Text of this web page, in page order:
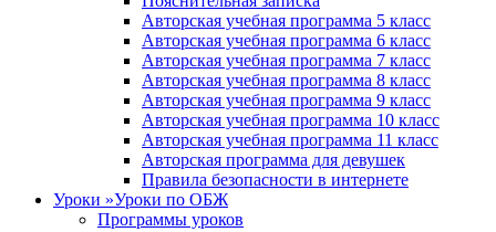
Авторская учебная программа 5 класс
Авторская учебная программа 6 класс
Авторская учебная программа 7 класс
Авторская учебная программа 8 класс
Авторская учебная программа 9 класс
Авторская учебная программа 10 класс
Авторская учебная программа 11 класс
Авторская программа для девушек
Правила безопасности в интернете
Уроки »Уроки по ОБЖ
Программы уроков